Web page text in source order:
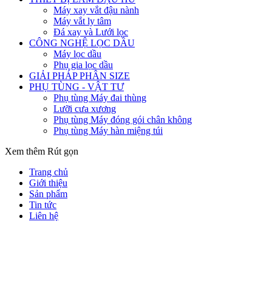
Máy xay vắt đậu nành
Máy vắt ly tâm
Đá xay và Lưới lọc
CÔNG NGHỆ LỌC DẦU
Máy lọc dầu
Phụ gia lọc dầu
GIẢI PHÁP PHÂN SIZE
PHỤ TÙNG - VẬT TƯ
Phụ tùng Máy đai thùng
Lưỡi cưa xương
Phụ tùng Máy đóng gói chân không
Phụ tùng Máy hàn miệng túi
Xem thêm Rút gọn
Trang chủ
Giới thiệu
Sản phẩm
Tin tức
Liên hệ